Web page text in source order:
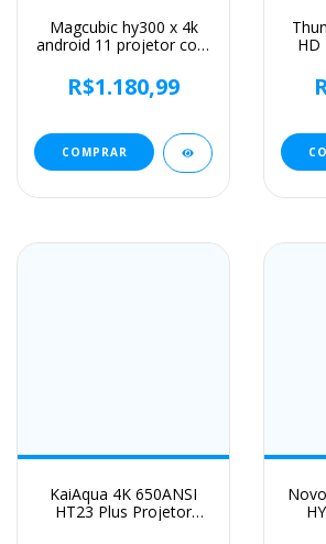
Magcubic hy300 x 4k
android 11 projetor com
wifi6 bt5.0 projetor
portátil som de alta
livre
R$1.180,99
COMPRAR
HD
KaiAqua 4K 650ANSI
HT23 Plus Projetor